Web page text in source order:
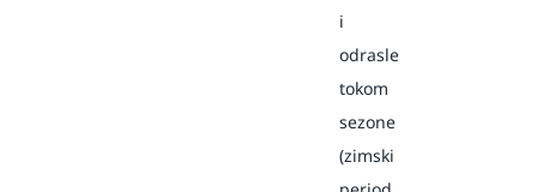
i
odrasle
tokom
sezone
(zimski